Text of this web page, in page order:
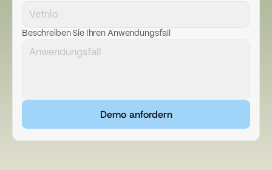
Arbeit
Über
02
Beschreiben Sie Ihren Anwendungsfall
Demo anfordern